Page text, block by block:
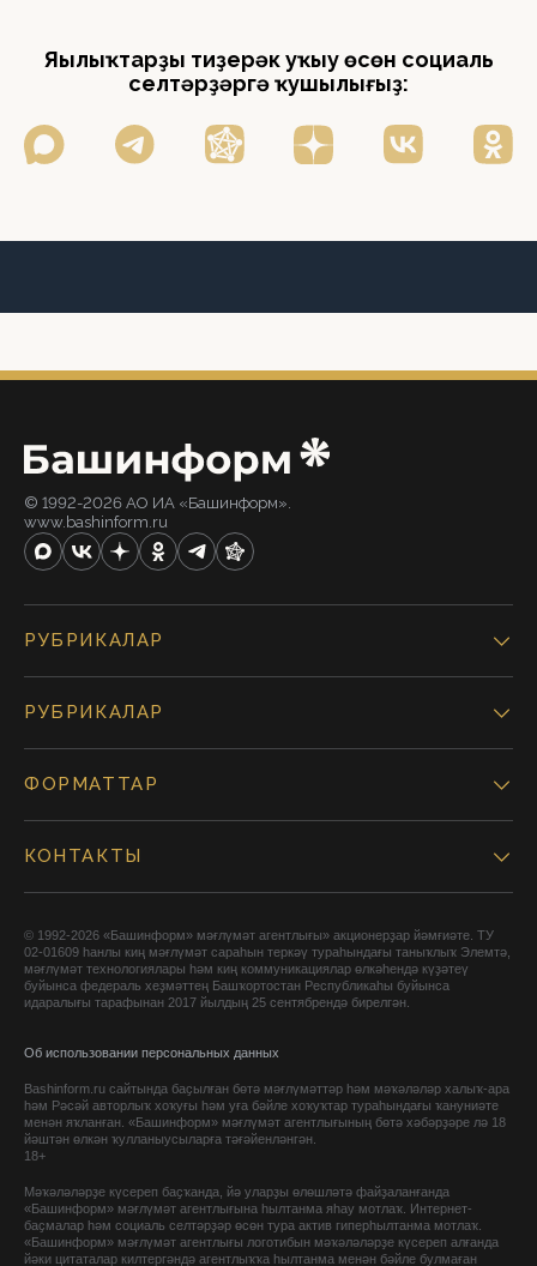
Яңылыҡтарҙы тиҙерәк уҡыу өсөн социаль
селтәрҙәргә ҡушылығыҙ:
© 1992-2026 АО ИА «Башинформ».
www.bashinform.ru
РУБРИКАЛАР
РУБРИКАЛАР
ФОРМАТТАР
КОНТАКТЫ
© 1992-2026 «Башинформ» мәғлүмәт агентлығы» акционерҙар йәмғиәте. ТУ
02-01609 һанлы киң мәғлүмәт сараһын теркәү тураһындағы таныҡлыҡ Элемтә,
мәғлүмәт технологиялары һәм киң коммуникациялар өлкәһендә күҙәтеү
буйынса федераль хеҙмәттең Башҡортостан Республикаһы буйынса
идаралығы тарафынан 2017 йылдың 25 сентябрендә бирелгән.
Об использовании персональных данных
Bashinform.ru сайтында баҫылған бөтә мәғлүмәттәр һәм мәҡәләләр халыҡ-ара
һәм Рәсәй авторлыҡ хоҡуғы һәм уға бәйле хоҡуҡтар тураһындағы ҡануниәте
менән яҡланған. «Башинформ» мәғлүмәт агентлығының бөтә хәбәрҙәре лә 18
йәштән өлкән ҡулланыусыларға тәғәйенләнгән.
18+
Мәҡәләләрҙе күсереп баҫҡанда, йә уларҙы өлөшләтә файҙаланғанда
«Башинформ» мәғлүмәт агентлығына һылтанма яһау мотлаҡ. Интернет-
баҫмалар һәм социаль селтәрҙәр өсөн тура актив гиперһылтанма мотлаҡ.
«Башинформ» мәғлүмәт агентлығы логотибын мәҡәләләрҙе күсереп алғанда
йәки цитаталар килтергәндә агентлыҡҡа һылтанма менән бәйле булмаған